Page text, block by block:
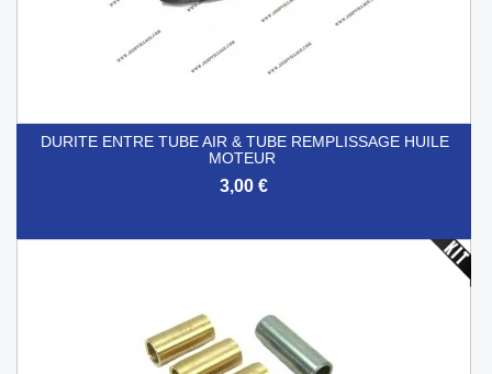
DURITE ENTRE TUBE AIR & TUBE REMPLISSAGE HUILE
MOTEUR
3,00 €